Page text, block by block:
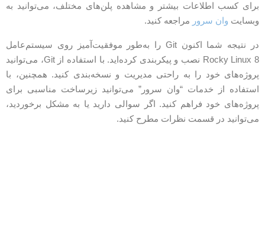
کسب اطلاعات بیشتر و مشاهده پلن‌های مختلف، می‌توانید به
وان سرورمراجعه کنید.
در نتیجه شما اکنون Git را به‌طور موفقیت‌آمیز روی سیستم‌عامل
Rocky Linux 8 نصب و پیکربندی کرده‌اید. با استفاده از Git، می‌توانید
خود را به راحتی مدیریت و نسخه‌بندی کنید. همچنین، با
از خدمات “وان سرور” می‌توانید زیرساخت مناسبی برای
خود فراهم کنید. اگر سوالی دارید یا به مشکل برخوردید،
در قسمت نظرات مطرح کنید.